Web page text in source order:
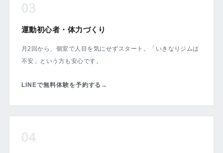
03
運動初心者・体力づくり
月2回から、個室で人目を気にせずスタート。「いきなりジムは
不安」という方も安心です。
LINEで無料体験を予約する →
04